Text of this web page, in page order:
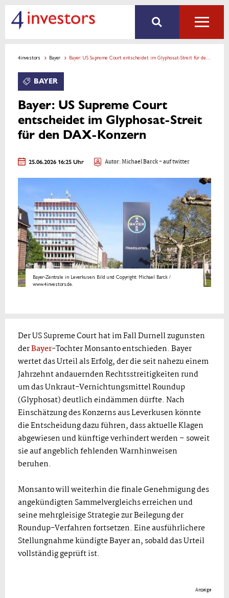
4investors Bayer Bayer: US Supreme Court entscheidet im Glyphosat-Streit für den DAX-Konzern
BAYER
Bayer: US Supreme Court
entscheidet im Glyphosat-Streit
für den DAX-Konzern
25.06.2026 16:25 Uhr Autor:Michael Barck- auf twitter
Bayer-Zentrale in Leverkusen. Bild und Copyright: Michael Barck /
www.4investors.de.
Der US Supreme Court hat im Fall Durnell zugunsten
derBayer-Tochter Monsanto entschieden. Bayer
wertet das Urteil als Erfolg, der die seit nahezu einem
Jahrzehnt andauernden Rechtsstreitigkeiten rund
um das Unkraut-Vernichtungsmittel Roundup
(Glyphosat) deutlich eindämmen dürfte. Nach
Einschätzung des Konzerns aus Leverkusen könnte
die Entscheidung dazu führen, dass aktuelle Klagen
abgewiesen und künftige verhindert werden – soweit
sie auf angeblich fehlenden Warnhinweisen
beruhen.
Monsanto will weiterhin die finale Genehmigung des
angekündigten Sammelvergleichs erreichen und
seine mehrgleisige Strategie zur Beilegung der
Roundup-Verfahren fortsetzen. Eine ausführlichere
Stellungnahme kündigte Bayer an, sobald das Urteil
vollständig geprüft ist.
Anzeige